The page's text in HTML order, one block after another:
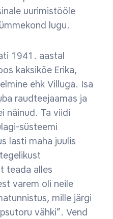
uurimistööle
lugu.
1941. aastal
kaksikõe Erika,
ehk Villuga. Isa
raudteejaamas ja
näinud. Ta viidi
süsteemi
lasti maha juulis
teada alles
varem oli neile
mille järgi
vähki”. Vend